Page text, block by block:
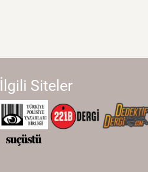
İlgili Siteler